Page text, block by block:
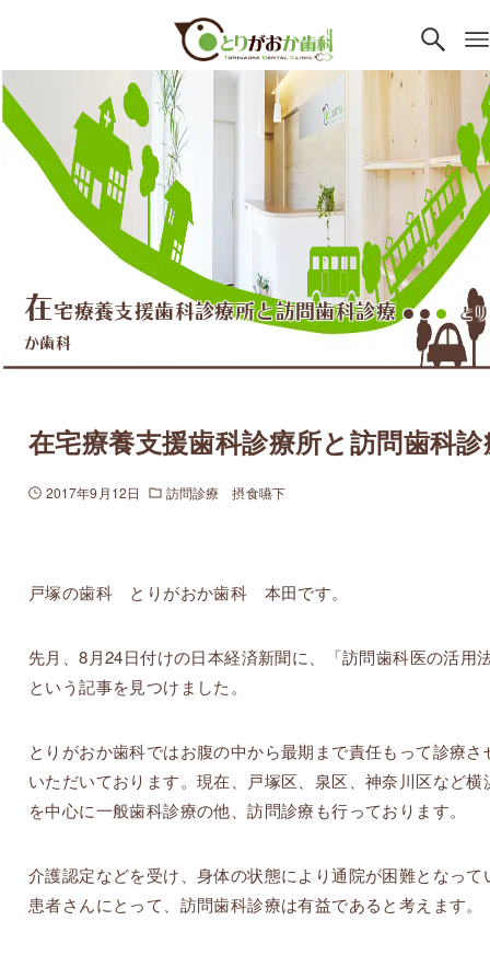
在宅療養支援歯科診療所と訪問歯科診療 ●● ●
と
か歯科
在宅療養支援歯科診療所と訪問歯科
2017年9月12日 訪問診療 摂食嚥下
戸塚の歯科 とりがおか歯科 本田です。
先月、8月24日付けの日本経済新聞に、「訪問歯科医の活用
という記事を見つけました。
とりがおか歯科ではお腹の中から最期まで責任もって診療さ
いただいております。現在、戸塚区、泉区、神奈川区など横
を中心に一般歯科診療の他、訪問診療も行っております。
介護認定などを受け、身体の状態により通院が困難となって
患者さんにとって、訪問歯科診療は有益であると考えます。